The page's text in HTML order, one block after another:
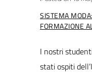
SISTEMA
FORMAZIONE
I nostri
stati ospiti